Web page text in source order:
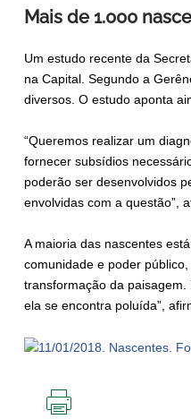
Mais de 1.000
Um estudo recente da
na Capital. Segundo a
diversos. O estudo aponta
“Queremos realizar um
fornecer subsídios
poderão ser desenvolvidos
envolvidas com a questão”,
A maioria das nascentes
comunidade e poder
transformação da
ela se encontra poluída”,